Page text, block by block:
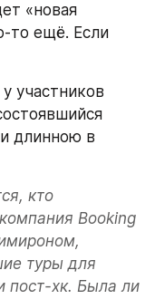
«новая
то ещё. Если
участников
длинною в
кто
Booking
туры для
пост-хк. Была ли